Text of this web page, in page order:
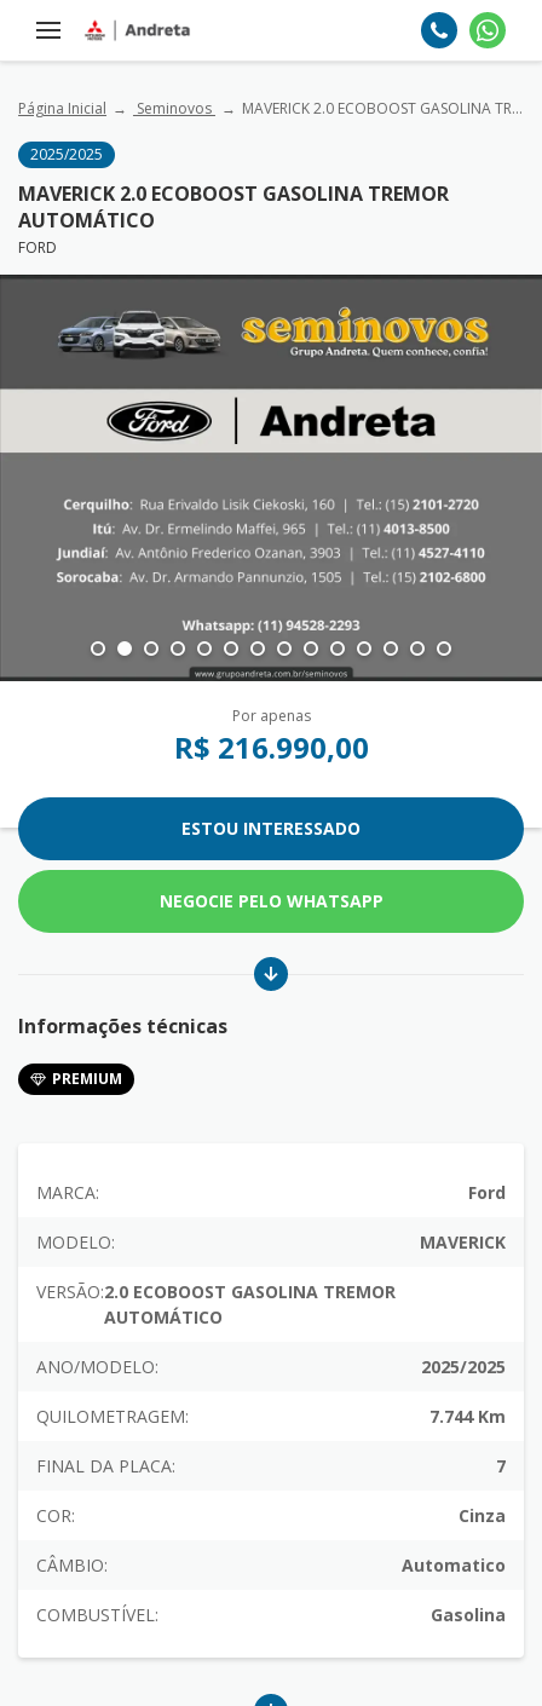
Página Inicial Seminovos MAVERICK 2.0 ECOBOOST GASOLINA TREMOR AUTOMÁTICO
2025/2025
MAVERICK 2.0 ECOBOOST GASOLINA TREMOR
AUTOMÁTICO
FORD
Por apenas
R$ 216.990,00
ESTOU INTERESSADO
NEGOCIE PELO WHATSAPP
Informações técnicas
PREMIUM
MARCA: Ford
MODELO: MAVERICK
VERSÃO:2.0 ECOBOOST GASOLINA TREMOR
AUTOMÁTICO
ANO/MODELO: 2025/2025
QUILOMETRAGEM: 7.744 Km
FINAL DA PLACA: 7
COR: Cinza
CÂMBIO: Automatico
COMBUSTÍVEL: Gasolina